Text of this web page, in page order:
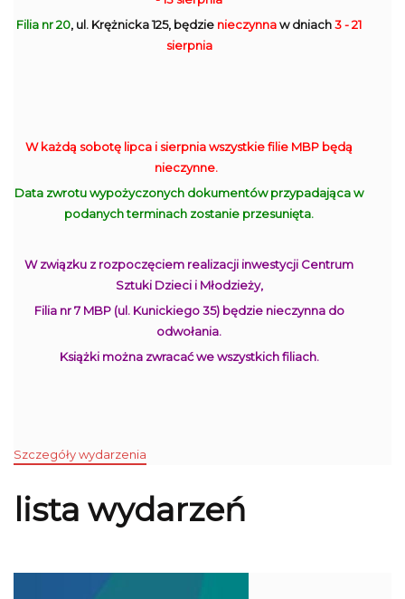
Filia nr 20, ul. Krężnicka 125, będzie nieczynnaw dniach3 - 21
sierpnia
W każdą sobotę lipca i sierpnia wszystkie filie MBP będą
nieczynne.
Data zwrotu wypożyczonych dokumentów przypadająca w
podanych terminach zostanie przesunięta.
W związku z rozpoczęciem realizacji inwestycji Centrum
Sztuki Dzieci i Młodzieży,
Filia nr 7 MBP (ul. Kunickiego 35) będzie nieczynna do
odwołania.
Książki można zwracać we wszystkich filiach.
Szczegóły wydarzenia
lista wydarzeń